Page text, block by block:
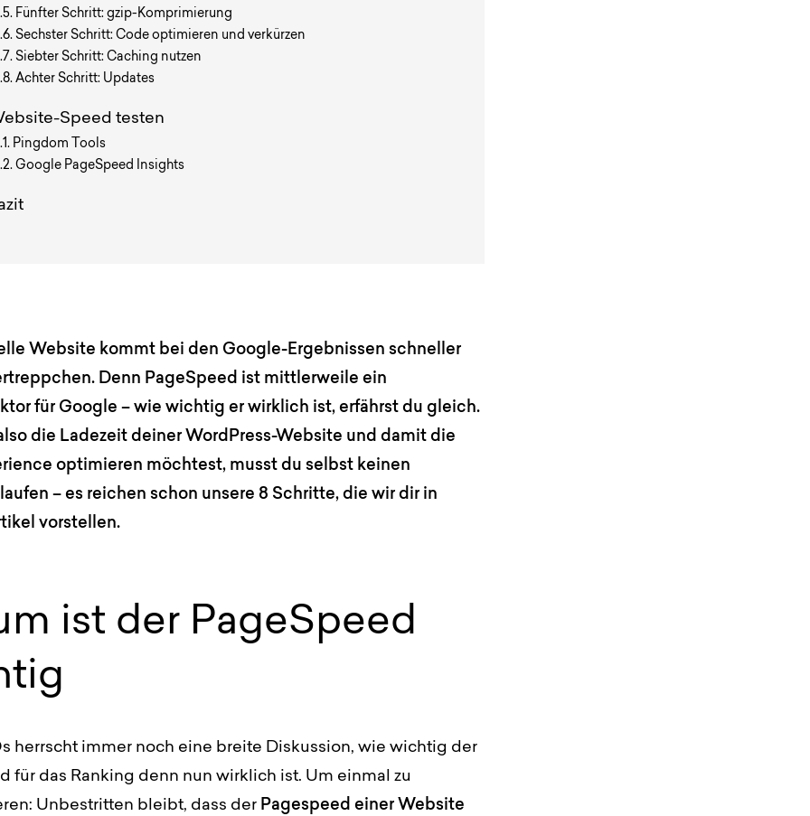
Fünfter Schritt: gzip-Komprimierung
Sechster Schritt: Code optimieren und verkürzen
Siebter Schritt: Caching nutzen
Achter Schritt: Updates
Speed testen
Pingdom Tools
Google PageSpeed Insights
Website kommt bei den Google-Ergebnissen schneller
Denn PageSpeed ist mittlerweile ein
für Google – wie wichtig er wirklich ist, erfährst du gleich.
die Ladezeit deiner WordPress-Website und damit die
optimieren möchtest, musst du selbst keinen
– es reichen schon unsere 8 Schritte, die wir dir in
vorstellen.
ist der PageSpeed
herrscht immer noch eine breite Diskussion, wie wichtig der
für das Ranking denn nun wirklich ist. Um einmal zu
Unbestritten bleibt, dass der Pagespeed einer Website